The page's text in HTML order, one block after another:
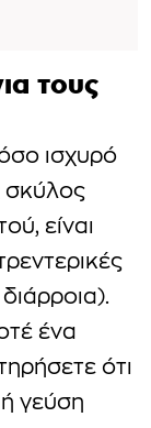
τους
ισχυρό
σκύλος
είναι
ένα
ότι
γεύση